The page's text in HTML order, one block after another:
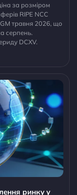
за розміром
RIPE NCC
травня 2026, що
серпень.
DCXV.
ринку у